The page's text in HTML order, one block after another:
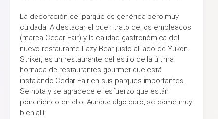
La decoración del parque es genérica pero muy
cuidada. A destacar el buen trato de los empleados
(marca Cedar Fair) y la calidad gastronómica del
nuevo restaurante Lazy Bear justo al lado de Yukon
Striker, es un restaurante del estilo de la última
hornada de restaurantes gourmet que está
instalando Cedar Fair en sus parques importantes.
Se nota y se agradece el esfuerzo que están
poneniendo en ello. Aunque algo caro, se come muy
bien allí.